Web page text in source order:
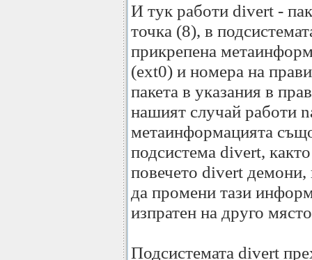
И тук работи divert -
точка (8), в
прикрепена
(ext0) и номера на
пакета в указания в
нашият случай работи
метаинформацията
подсистема divert,
повечето divert демони,
да промени тази
изпратен на друго
Подсистемата divert